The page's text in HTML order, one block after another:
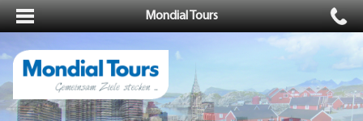
Mondial Tours